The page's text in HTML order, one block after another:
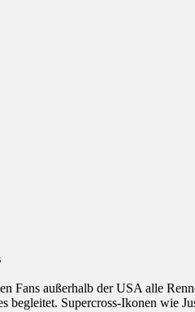
Fans außerhalb der USA alle
begleitet. Supercross-Ikonen wie